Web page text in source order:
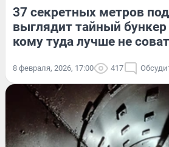
37 секретных метров
выглядит тайный бункер
кому туда лучше не
8 февраля, 2026, 17:00 417